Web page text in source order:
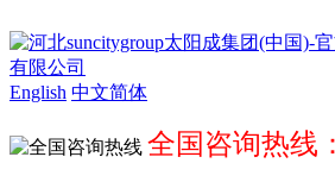
English 中文简体
全国咨询热线